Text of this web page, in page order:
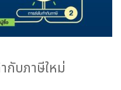
กับภาษีใหม่